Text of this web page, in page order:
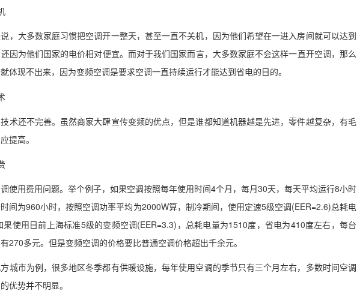
，大多数家庭习惯把空调开一整天，甚至一直不关机，因为他们希望在一进入房间就可以达到
因为他们国家的电价相对便宜。而对于我们国家而言，大多数家庭不会这样一直开空调，那么
体现不出来，因为变频空调是要求空调一直持续运行才能达到省电的目的。
术还不完善。虽然商家大肆宣传变频的优点，但是谁都知道机器越是先进，零件越复杂，有毛
提高。
使用费用问题。举个例子，如果空调按照每年使用时间4个月，每月30天，每天平均运行8小时
间为960小时，按照空调功率平均为2000W算，制冷期间，使用定速5级空调(EER=2.6)总耗电
果使用目前上海标准5级的变频空调(EER=3.3)，总耗电量为1510度，省电为410度左右，每台
270多元。但是变频空调的价格要比普通空调价格超出千余元。
城市为例，很多地区冬季都有供暖设施，每年使用空调的季节只有三个月左右，多数时间空调
优势并不明显。